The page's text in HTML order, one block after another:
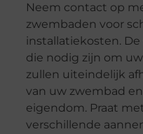
Neem contact op
zwembaden voor
installatiekosten.
die nodig zijn om
zullen uiteindelijk
van uw zwembad
eigendom. Praat
verschillende